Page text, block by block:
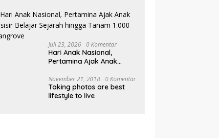
Juli 23, 2026 0 Komentar
Hari Anak Nasional,
Pertamina Ajak Anak
hingga Tanam 1.000
Mangrove
November 21, 2018 0 Komentar
Taking photos are best
lifestyle to live